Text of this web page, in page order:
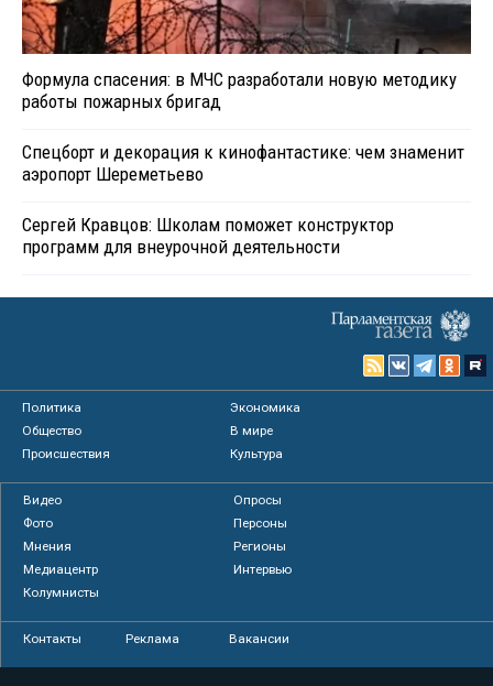
Формула спасения: в МЧС разработали новую методику
работы пожарных бригад
Спецборт и декорация к кинофантастике: чем знаменит
аэропорт Шереметьево
Сергей Кравцов: Школам поможет конструктор
программ для внеурочной деятельности
Политика
Экономика
Общество
В мире
Происшествия
Культура
Видео
Опросы
Фото
Персоны
Мнения
Регионы
Медиацентр
Интервью
Колумнисты
Контакты Реклама Вакансии